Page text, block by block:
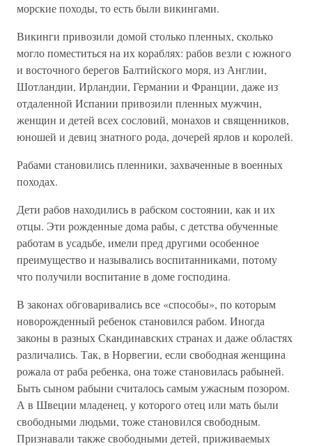
морские походы, то есть были викингами.
Викинги привозили домой столько пленных, сколько
могло поместиться на их кораблях: рабов везли с южного
и восточного берегов Балтийского моря, из Англии,
Шотландии, Ирландии, Германии и Франции, даже из
отдаленной Испании привозили пленных мужчин,
женщин и детей всех сословий, монахов и священников,
юношей и девиц знатного рода, дочерей ярлов и королей.
Рабами становились пленники, захваченные в военных
походах.
Дети рабов находились в рабском состоянии, как и их
отцы. Эти рожденные дома рабы, с детства обученные
работам в усадьбе, имели пред другими особенное
преимущество и назывались воспитанниками, потому
что получили воспитание в доме господина.
В законах обговаривались все «способы», по которым
новорожденный ребенок становился рабом. Иногда
законы в разных Скандинавских странах и даже областях
различались. Так, в Норвегии, если свободная женщина
рожала от раба ребенка, она тоже становилась рабыней.
Быть сыном рабыни считалось самым ужасным позором.
А в Швеции младенец, у которого отец или мать были
свободными людьми, тоже становился свободным.
Признавали также свободными детей, приживаемых